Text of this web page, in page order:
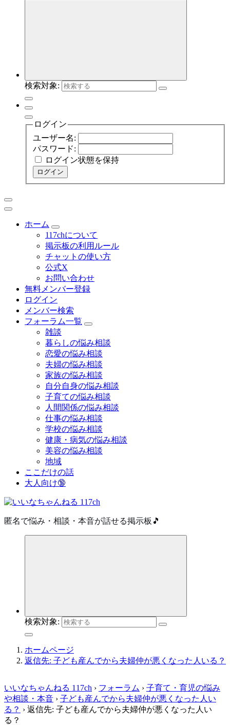
検索対象:
ログイン
ユーザー名:
パスワード:
ログイン状態を保持
ログイン
ホーム
117chについて
掲示板の利用ルール
チャットの使い方
公式X
お問い合わせ
無料メンバー登録
ログイン
メンバー検索
フォーラム一覧
雑談
暮らしの悩み相談
恋愛の悩み相談
夫婦の悩み相談
家族の悩み相談
自分自身の悩み相談
子育ての悩み相談
人間関係の悩み相談
仕事の悩み相談
学校の悩み相談
健康・病気の悩み相談
美容の悩み相談
地域
ここだけの話
大人向け🔞
匿名で悩み・相談・本音が話せる掲示板🎵
検索対象:
ホームページ
返信先: 子ども産んでから夫婦仲が悪くなった人いる？
いいなちゃんねる 117ch › フォーラム › 子育て・育児の悩み
や相談・本音 › 子ども産んでから夫婦仲が悪くなった人い
る？ › 返信先: 子ども産んでから夫婦仲が悪くなった人い
る？